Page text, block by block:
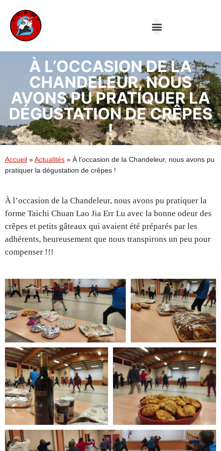
À L’OCCASION DE LA
CHANDELEUR, NOUS
AVONS PU PRATIQUER LA
DÉGUSTATION DE CRÊPES
!
Accueil »Actualités » À l’occasion de la Chandeleur, nous avons pu
pratiquer la dégustation de crêpes !
À l’occasion de la Chandeleur, nous avons pu pratiquer la
forme Taichi Chuan Lao Jia Err Lu avec la bonne odeur des
crêpes et petits gâteaux qui avaient été préparés par les
adhérents, heureusement que nous transpirons un peu pour
compenser !!!